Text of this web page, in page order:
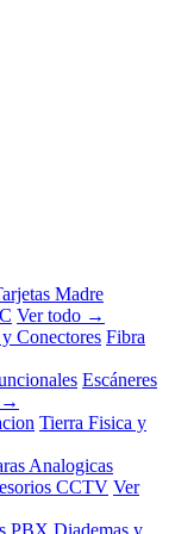
Madre
Ver todo →
Conectores Fibra
Escáneres
→
Tierra Fisica y
Analogicas
CCTV Ver
PBX Diademas y